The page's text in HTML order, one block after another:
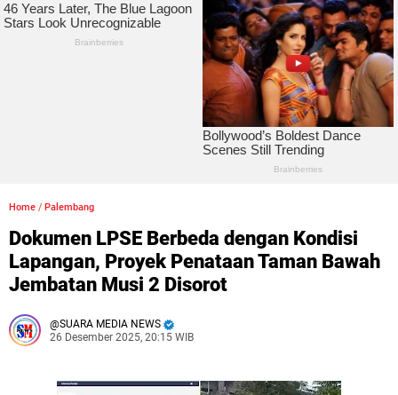
Home / Palembang
Dokumen LPSE Berbeda dengan Kondisi
Lapangan, Proyek Penataan Taman Bawah
Jembatan Musi 2 Disorot
SUARA MEDIA NEWS
26 Desember 2025, 20:15 WIB